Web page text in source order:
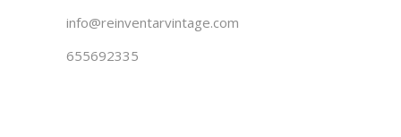
info@reinventarvintage.com
655692335